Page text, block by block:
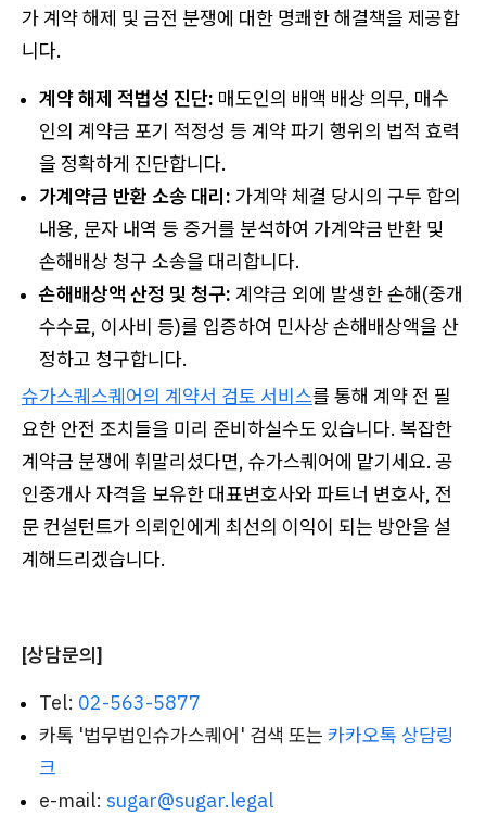
가 계약 해제 및 금전 분쟁에 대한 명쾌한 해결책을 제공합
니다.
계약 해제 적법성 진단: 매도인의 배액 배상 의무, 매수
인의 계약금 포기 적정성 등 계약 파기 행위의 법적 효력
을 정확하게 진단합니다.
가계약금 반환 소송 대리: 가계약 체결 당시의 구두 합의
내용, 문자 내역 등 증거를 분석하여 가계약금 반환 및
손해배상 청구 소송을 대리합니다.
손해배상액 산정 및 청구: 계약금 외에 발생한 손해(중개
수수료, 이사비 등)를 입증하여 민사상 손해배상액을 산
정하고 청구합니다.
슈가스퀘스퀘어의 계약서 검토 서비스를 통해 계약 전 필
요한 안전 조치들을 미리 준비하실수도 있습니다. 복잡한
계약금 분쟁에 휘말리셨다면, 슈가스퀘어에 맡기세요. 공
인중개사 자격을 보유한 대표변호사와 파트너 변호사, 전
문 컨설턴트가 의뢰인에게 최선의 이익이 되는 방안을 설
계해드리겠습니다.
[상담문의]
Tel: 02-563-5877
카톡 '법무법인슈가스퀘어' 검색 또는 카카오톡 상담링
크
e-mail: sugar@sugar.legal